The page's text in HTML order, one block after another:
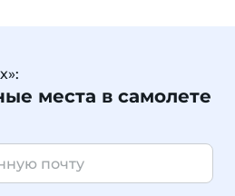
места в самолете